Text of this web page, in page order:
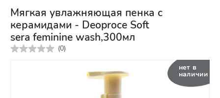
Мягкая увлажняющая пенка с
керамидами - Deoproce Soft
sera feminine wash,300мл
(0)
нет в
наличии